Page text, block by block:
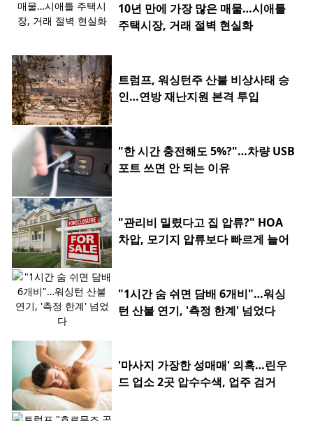
10년 만에 가장 많은 매물…시애틀
주택시장, 거래 절벽 현실화
트럼프, 워싱턴주 산불 비상사태 승
인…연방 재난지원 본격 투입
"한 시간 충전해도 5%?"…차량 USB
포트 쓰면 안 되는 이유
"관리비 밀렸다고 집 압류?" HOA
차압, 모기지 압류보다 빠르게 늘어
"1시간 숨 쉬면 담배 6개비"…워싱
턴 산불 연기, '측정 한계' 넘었다
'마사지 가장한 성매매' 의혹…린우
드 업소 2곳 압수수색, 업주 검거